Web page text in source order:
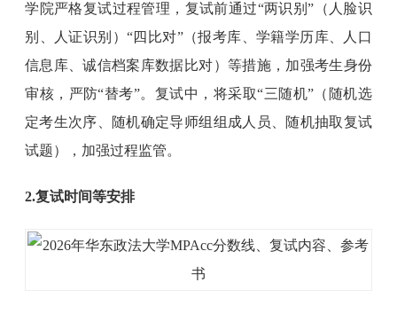
学院严格复试过程管理，复试前通过“两识别”（人脸识
别、人证识别）“四比对”（报考库、学籍学历库、人口
信息库、诚信档案库数据比对）等措施，加强考生身份
审核，严防“替考”。复试中，将采取“三随机”（随机选
定考生次序、随机确定导师组组成人员、随机抽取复试
试题），加强过程监管。
2.复试时间等安排